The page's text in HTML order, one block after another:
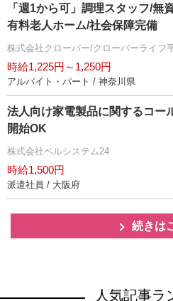
「週1から可」調理スタッフ/無
有料老人ホーム/社会保障完備
株式会社クローバー/クローバーライフ
時給1,225円～1,250円
アルバイト・パート / 神奈川県
法人向け家電製品に関するコー
開始OK
株式会社ベルシステム24
時給1,500円
派遣社員 / 大阪府
続きは
人気記事ラ